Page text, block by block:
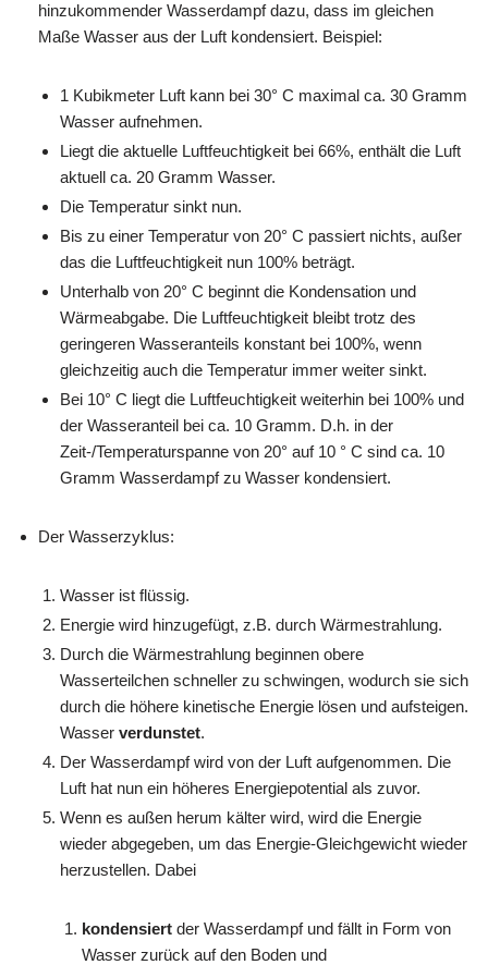
hinzukommender Wasserdampf dazu, dass im gleichen
Maße Wasser aus der Luft kondensiert. Beispiel:
1 Kubikmeter Luft kann bei 30° C maximal ca. 30 Gramm
Wasser aufnehmen.
Liegt die aktuelle Luftfeuchtigkeit bei 66%, enthält die Luft
aktuell ca. 20 Gramm Wasser.
Die Temperatur sinkt nun.
Bis zu einer Temperatur von 20° C passiert nichts, außer
das die Luftfeuchtigkeit nun 100% beträgt.
Unterhalb von 20° C beginnt die Kondensation und
Wärmeabgabe. Die Luftfeuchtigkeit bleibt trotz des
geringeren Wasseranteils konstant bei 100%, wenn
gleichzeitig auch die Temperatur immer weiter sinkt.
Bei 10° C liegt die Luftfeuchtigkeit weiterhin bei 100% und
der Wasseranteil bei ca. 10 Gramm. D.h. in der
Zeit-/Temperaturspanne von 20° auf 10 ° C sind ca. 10
Gramm Wasserdampf zu Wasser kondensiert.
Der Wasserzyklus:
Wasser ist flüssig.
Energie wird hinzugefügt, z.B. durch Wärmestrahlung.
Durch die Wärmestrahlung beginnen obere
Wasserteilchen schneller zu schwingen, wodurch sie sich
durch die höhere kinetische Energie lösen und aufsteigen.
Wasser verdunstet.
Der Wasserdampf wird von der Luft aufgenommen. Die
Luft hat nun ein höheres Energiepotential als zuvor.
Wenn es außen herum kälter wird, wird die Energie
wieder abgegeben, um das Energie-Gleichgewicht wieder
herzustellen. Dabei
kondensiert der Wasserdampf und fällt in Form von
Wasser zurück auf den Boden und